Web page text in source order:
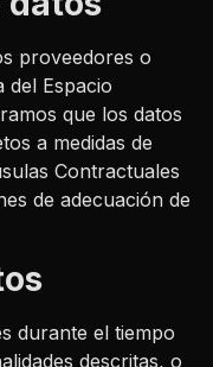
proveedores o
Espacio
que los datos
a medidas de
Contractuales
de adecuación de
durante el tiempo
descritas, o